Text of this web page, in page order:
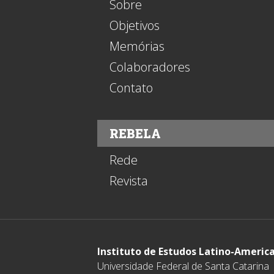
Sobre
Objetivos
Memórias
Colaboradores
Contato
REBELA
Rede
Revista
Instituto de Estudos Latino-
Universidade Federal de Santa Catarina